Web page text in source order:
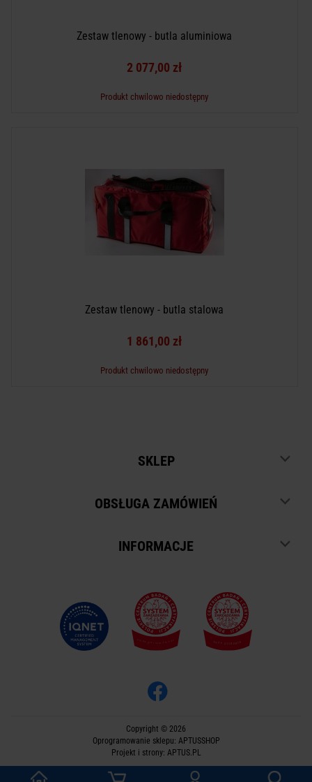
Zestaw tlenowy - butla aluminiowa
2 077,00 zł
Produkt chwilowo niedostępny
Zestaw tlenowy - butla stalowa
1 861,00 zł
Produkt chwilowo niedostępny
SKLEP
OBSŁUGA ZAMÓWIEŃ
INFORMACJE
Copyright © 2026
Oprogramowanie sklepu: APTUSSHOP
Projekt i strony: APTUS.PL